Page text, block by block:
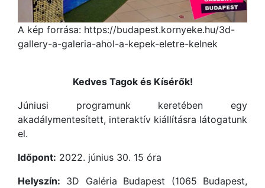
A kép forrása: https://budapest.kornyeke.hu/3d-
gallery-a-galeria-ahol-a-kepek-eletre-kelnek
Kedves Tagok és Kísérők!
Júniusi programunk keretében egy
akadálymentesített, interaktív kiállításra látogatunk
el.
Időpont: 2022. június 30. 15 óra
Helyszín: 3D Galéria Budapest (1065 Budapest,